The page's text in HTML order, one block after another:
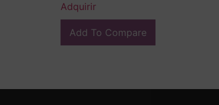
Adquirir
Add To Compare